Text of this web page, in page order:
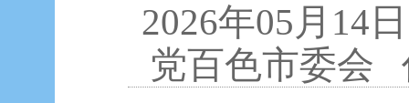
2026年05月14
党百色市委会